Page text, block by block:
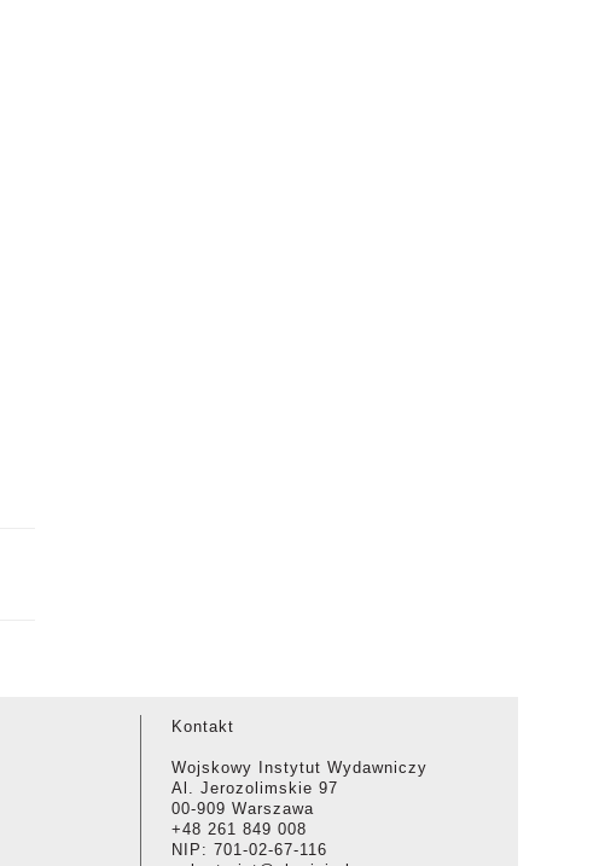
Kontakt
Wojskowy Instytut Wydawniczy
Al. Jerozolimskie 97
00-909 Warszawa
+48 261 849 008
NIP: 701-02-67-116